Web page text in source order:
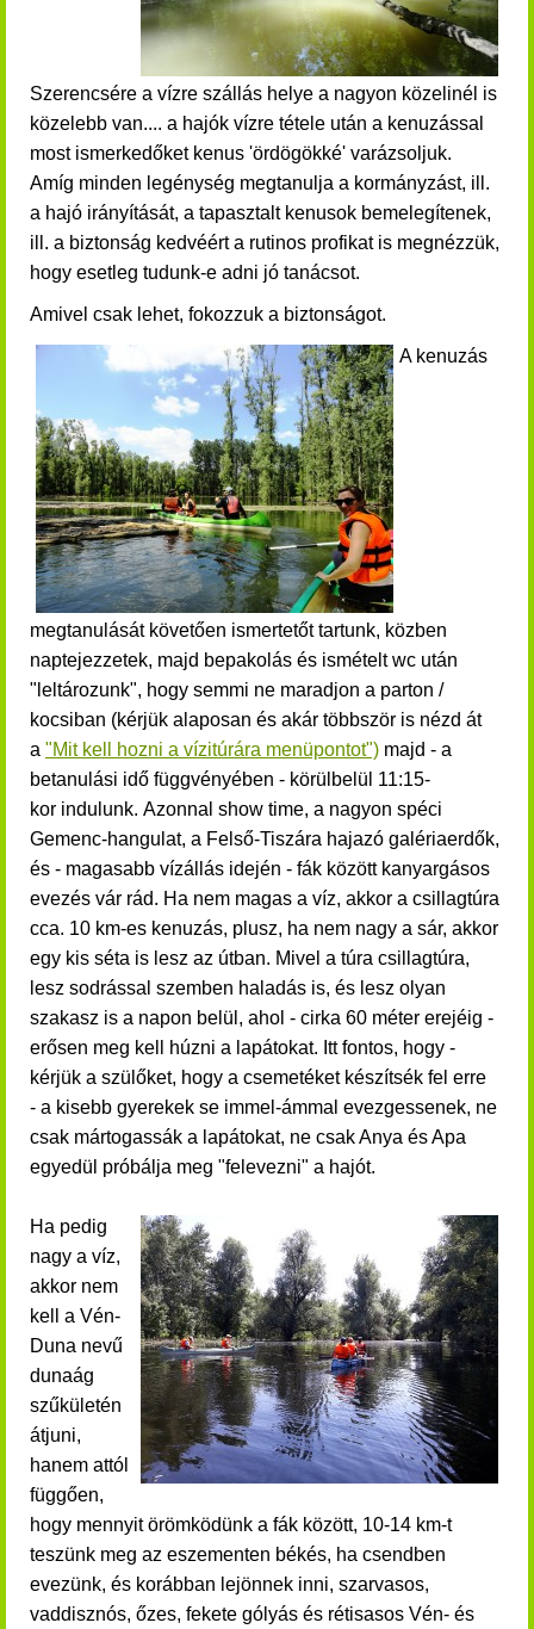
Szerencsére a vízre szállás helye a nagyon közelinél is
közelebb van.... a hajók vízre tétele után a kenuzással
most ismerkedőketkenus 'ördögökké' varázsoljuk.
Amíg minden legénység megtanulja a kormányzást, ill.
a hajó irányítását, a tapasztalt kenusok bemelegítenek,
ill. a biztonság kedvéért a rutinos profikat is megnézzük,
hogy esetleg tudunk-e adni jó tanácsot.
Amivel csak lehet, fokozzuk a biztonságot.
A kenuzás
megtanulását követően ismertetőt tartunk, közben
naptejezzetek, majd bepakolás és ismételt wc után
"leltározunk", hogy semmi ne maradjon a parton /
kocsiban (kérjük alaposan és akár többször is nézd át
a "Mit kell hozni a vízitúrára menüpontot") majd - a
betanulási idő függvényében - körülbelül 11:15-
kor indulunk. Azonnal show time, a nagyon spéci
Gemenc-hangulat, a Felső-Tiszára hajazó galériaerdők,
és - magasabb vízállás idején - fák között kanyargásos
evezés vár rád. Ha nem magas a víz, akkor a csillagtúra
cca. 10 km-es kenuzás, plusz, ha nem nagy a sár, akkor
egy kis séta is lesz az útban. Mivel a túra csillagtúra,
lesz sodrással szemben haladás is, és lesz olyan
szakasz is a napon belül, ahol - cirka 60 méter erejéig -
erősen meg kell húzni a lapátokat. Itt fontos, hogy -
kérjük a szülőket, hogy a csemetéket készítsék fel erre
- a kisebb gyerekek se immel-ámmal evezgessenek, ne
csak mártogassák a lapátokat, ne csak Anya és Apa
egyedül próbálja meg "felevezni" a hajót.
Ha pedig
nagy a víz,
akkor nem
kell a Vén-
Duna nevű
dunaág
szűkületén
átjuni,
hanem attól
függően,
hogy mennyit örömködünk a fák között, 10-14 km-t
teszünk meg az eszementen békés, ha csendben
evezünk, és korábban lejönnek inni, szarvasos,
vaddisznós, őzes, fekete gólyás és rétisasos Vén- és